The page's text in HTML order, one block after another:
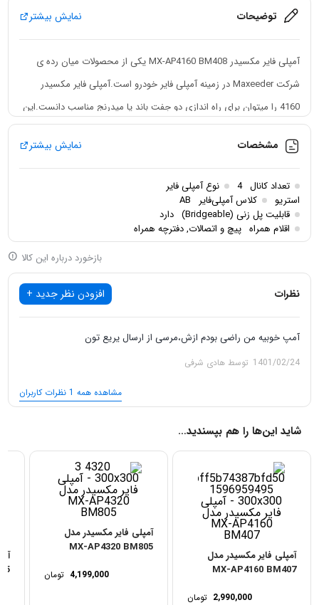
توضیحات نمایش بیشتر
آمپلی فایر مکسیدر MX-AP4160 BM408 یکی از محصولات میان رده ی
شرکت Maxeeder در زمینه آمپلی فایر خودرو است.آمپلی فایر مکسیدر
4160 را میتوان برای راه اندازی دو جفت باند یا میدرنج مناسب دانست.این
آمپلی فایر 4 کانال بوده و همچنین میتوان آن را به ساب های سبک نیز
وصل نمود.بیشینه صدای حداکثری آمپلی فایر مکسیدر 4160 برابر با 1600
4160 را میتوان یکی از ارزان ترین مکسیدر های 4 کانال موجود در بازار
مشخصات نمایش بیشتر
تعداد کانال 4
نوع آمپلی فایر
استریو
کلاس آمپلی‌فایر
AB
قابلیت پل زنی (Bridgeable)
دارد
اقلام همراه پیچ و اتصالات, دفترچه همراه
بازخورد درباره این کالا
نظرات افزودن نظر جدید +
توسط هادی شرفی 1401/02/24
آمپ خوبیه من راضی بودم ازش،مرسی از ارسال یریع تون
مشاهده همه 1 نظرات کاربران
شاید این‌ها را هم بپسندید…
آمپلی فایر مکسیدر مدل
MX-AP4160 BM407
2,990,000 تومان
آمپلی فایر مکسیدر مدل
MX-AP4320 BM805
4,199,000 تومان